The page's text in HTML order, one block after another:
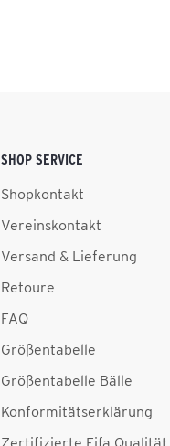
SHOP SERVICE
Shopkontakt
Vereinskontakt
Versand & Lieferung
Retoure
FAQ
Größentabelle
Größentabelle Bälle
Konformitätserklärung
Zertifizierte Fifa Qualität